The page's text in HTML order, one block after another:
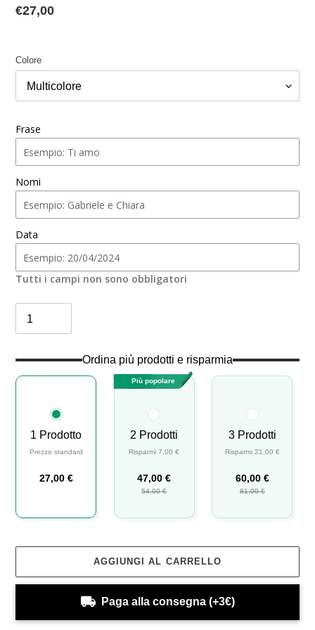
Prezzo
€27,00
Colore
Frase
Nomi
Data
Tutti i campi non sono obbligatori
Ordina più prodotti e risparmia
1 Prodotto
Prezzo standard
27,00 €
Più popolare
2 Prodotti
Risparmi 7,00 €
47,00 €
54,00 €
3 Prodotti
Risparmi 21,00 €
60,00 €
81,00 €
AGGIUNGI AL CARRELLO
Paga alla consegna (+3€)